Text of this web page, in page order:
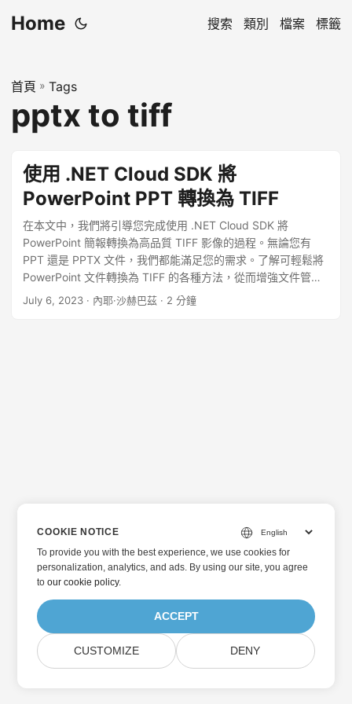
Home 搜索 類別 檔案 標籤
首頁 » Tags
pptx to tiff
使用 .NET Cloud SDK 將
PowerPoint PPT 轉換為 TIFF
在本文中，我們將引導您完成使用 .NET Cloud SDK 將
PowerPoint 簡報轉換為高品質 TIFF 影像的過程。無論您有
PPT 還是 PPTX 文件，我們都能滿足您的需求。了解可輕鬆將
PowerPoint 文件轉換為 TIFF 的各種方法，從而增強文件管
理。
July 6, 2023 · 內耶·沙赫巴茲 · 2 分鐘
COOKIE NOTICE
To provide you with the best experience, we use cookies for
personalization, analytics, and ads. By using our site, you agree
toour cookie policy.
ACCEPT
CUSTOMIZE DENY